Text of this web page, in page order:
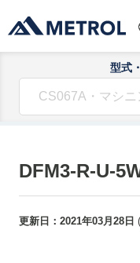
型式
DFM3-R-U-
更新日： 2021年03月28日 (